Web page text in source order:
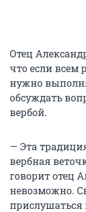
Отец
что если всем
нужно
обсуждать
вербой.
— Эта
вербная
говорит отец
невозможно.
прислушаться